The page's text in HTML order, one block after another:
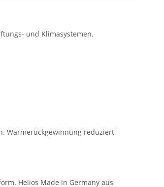
und Klimasystemen.
Wärmerückgewinnung reduziert
Helios Made in Germany aus